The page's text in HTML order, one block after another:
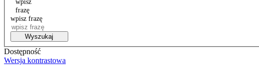
frazę
wpisz frazę
Wyszukaj
Dostępność
Wersja kontrastowa